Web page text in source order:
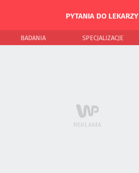
PYTANIA DO LEKARZY
BADANIA SPECJALIZACJE